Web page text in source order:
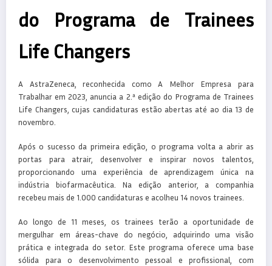
do Programa de Trainees
Life Changers
A AstraZeneca, reconhecida como A Melhor Empresa para
Trabalhar em 2023, anuncia a 2.ª edição do Programa de Trainees
Life Changers, cujas candidaturas estão abertas até ao dia 13 de
novembro.
Após o sucesso da primeira edição, o programa volta a abrir as
portas para atrair, desenvolver e inspirar novos talentos,
proporcionando uma experiência de aprendizagem única na
indústria biofarmacêutica. Na edição anterior, a companhia
recebeu mais de 1.000 candidaturas e acolheu 14 novos trainees.
Ao longo de 11 meses, os trainees terão a oportunidade de
mergulhar em áreas-chave do negócio, adquirindo uma visão
prática e integrada do setor. Este programa oferece uma base
sólida para o desenvolvimento pessoal e profissional, com